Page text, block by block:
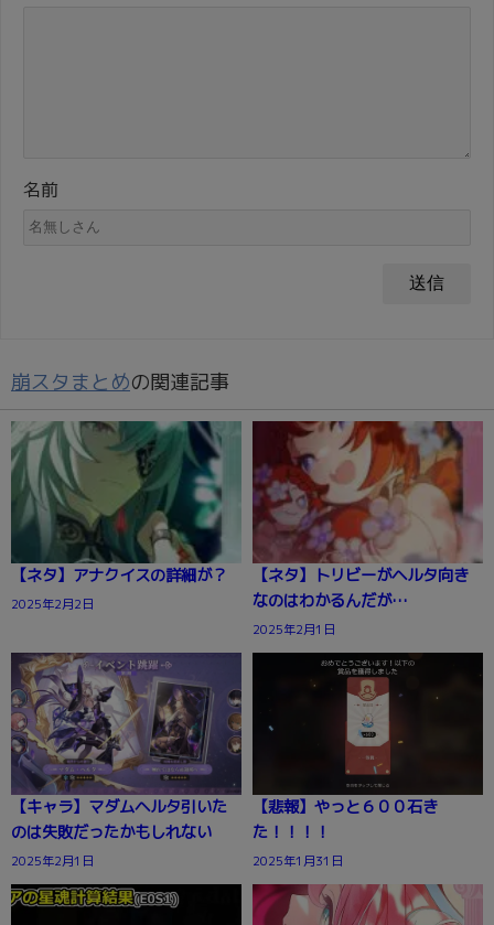
名前
崩スタまとめの関連記事
【ネタ】アナクイスの詳細が？
2025年2月2日
【ネタ】トリビーがヘルタ向き
なのはわかるんだが…
2025年2月1日
【キャラ】マダムヘルタ引いた
のは失敗だったかもしれない
2025年2月1日
【悲報】やっと６００石き
た！！！！
2025年1月31日